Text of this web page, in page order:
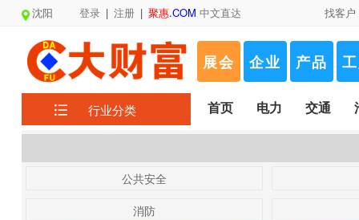
沈阳 登录 | 注册 | 聚惠.COM 中文直达 找客户
展会 企业 产品
行业分类 首页 电力 交通
公共安全
消防